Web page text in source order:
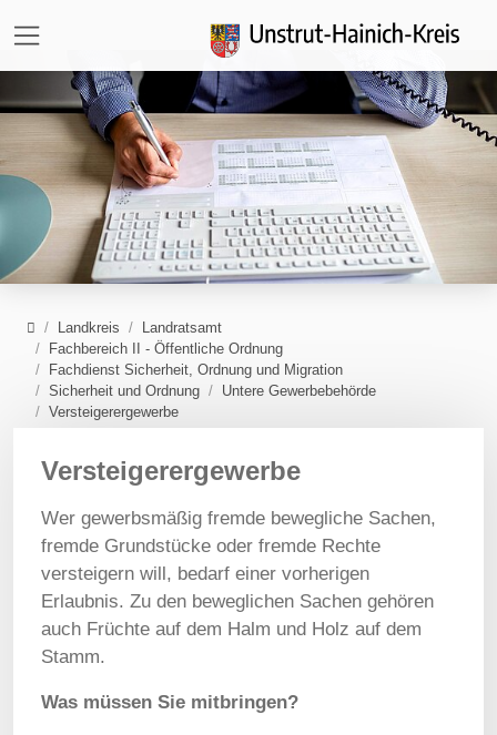
HomeLandkreis
Landratsamt
Fachbereich II - Öffentliche Ordnung
Fachdienst Sicherheit, Ordnung und Migration
Sicherheit und Ordnung
Untere Gewerbebehörde
Versteigerergewerbe
Versteigerergewerbe
Wer gewerbsmäßig fremde bewegliche Sachen,
fremde Grundstücke oder fremde Rechte
versteigern will, bedarf einer vorherigen
Erlaubnis. Zu den beweglichen Sachen gehören
auch Früchte auf dem Halm und Holz auf dem
Stamm.
Was müssen Sie mitbringen?